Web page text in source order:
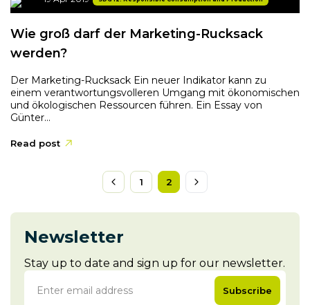
Wie groß darf der Marketing-Rucksack
werden?
Der Marketing-Rucksack Ein neuer Indikator kann zu
einem verantwortungsvolleren Umgang mit ökonomischen
und ökologischen Ressourcen führen. Ein Essay von
Günter...
Read post
1 2
Newsletter
Stay up to date and sign up for our newsletter.
Subscribe